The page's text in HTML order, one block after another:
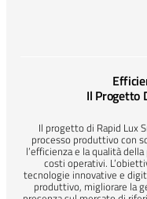
Il Progetto
Il progetto di Rapid Lux
processo produttivo con
l’efficienza e la qualità
costi operativi.
tecnologie innovative e
produttivo, migliorare la